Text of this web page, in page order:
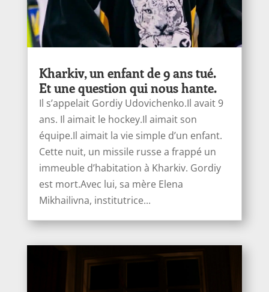
Kharkiv, un enfant de 9 ans tué.
Et une question qui nous hante.
Il s’appelait Gordiy Udovichenko.Il avait 9
ans. Il aimait le hockey.Il aimait son
équipe.Il aimait la vie simple d’un enfant.
Cette nuit, un missile russe a frappé un
immeuble d’habitation à Kharkiv. Gordiy
est mort.Avec lui, sa mère Elena
Mikhailivna, institutrice...